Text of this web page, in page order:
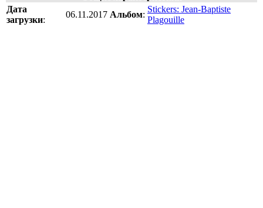
Дата
загрузки:
06.11.2017 Альбом:
Stickers: Jean-Baptiste
Plagouille